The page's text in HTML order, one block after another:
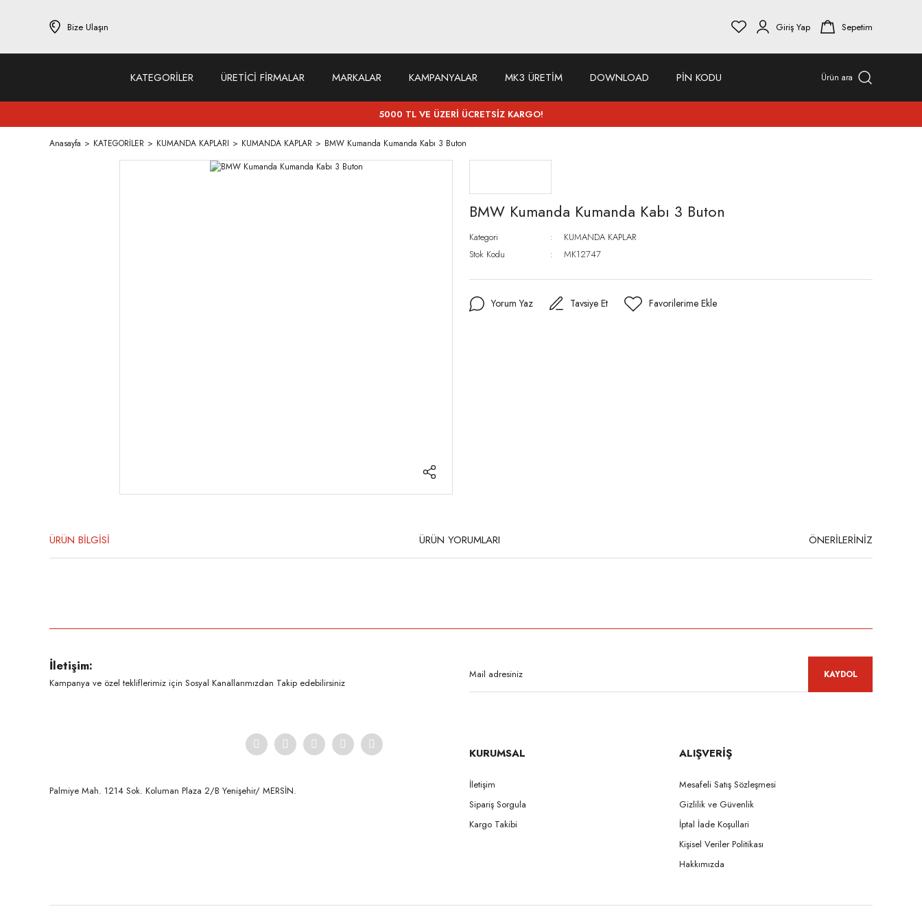
Bize Ulaşın Giriş Yap Sepetim
KATEGORİLER ÜRETİCİ FİRMALAR MARKALAR KAMPANYALAR MK3 ÜRETİM DOWNLOAD PİN KODU Ürün ara
5000 TL VE ÜZERİ ÜCRETSİZ KARGO!
Anasayfa KATEGORİLER KUMANDA KAPLARI KUMANDA KAPLAR BMW Kumanda Kumanda Kabı 3 Buton
BMW Kumanda Kumanda Kabı 3 Buton
Kategori
KUMANDA KAPLAR
Stok Kodu
MK12747
Yorum Yaz Tavsiye Et
ÜRÜN BİLGİSİ ÜRÜN YORUMLARI ÖNERİLERİNİZ
Ürün açıklamasında eksik bilgiler bulunuyor.
Ürün bilgilerinde hatalar bulunuyor.
İletişim:
Kampanya ve özel tekliflerimiz için Sosyal Kanallarımızdan Takip edebilirsiniz
KAYDOL
Palmiye Mah. 1214 Sok. Koluman Plaza 2/B Yenişehir/ MERSİN.ㅤㅤㅤㅤㅤㅤㅤㅤㅤㅤㅤㅤㅤㅤㅤㅤㅤㅤㅤㅤㅤㅤㅤㅤㅤㅤㅤㅤㅤㅤㅤㅤㅤㅤㅤ ㅤㅤㅤㅤㅤㅤㅤㅤㅤㅤ
KURUMSAL
İletişim
Sipariş Sorgula
Kargo Takibi
ALIŞVERİŞ
Mesafeli Satış Sözleşmesi
Gizlilik ve Güvenlik
İptal İade Koşullari
Kişisel Veriler Politikası
Hakkımızda